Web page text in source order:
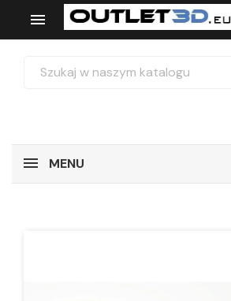

MENU